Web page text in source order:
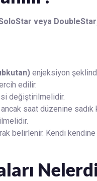
veya
enjeksiyon
edilir.
değiştirilmelidir.
saat düzenine sadık
belirlenir. Kendi